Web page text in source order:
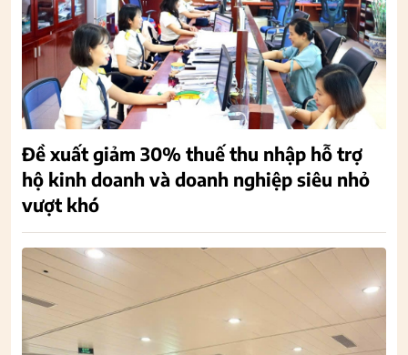
Đề xuất giảm 30% thuế thu nhập hỗ trợ
hộ kinh doanh và doanh nghiệp siêu nhỏ
vượt khó